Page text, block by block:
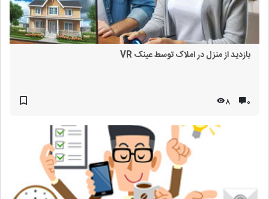
بازدید از منزل در املاک توسط عینک VR
۰ 8